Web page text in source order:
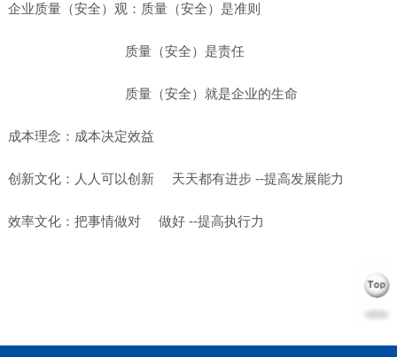
企业质量（安全）观：质量（安全）是准则
质量（安全）是责任
质量（安全）就是企业的生命
成本理念：成本决定效益
创新文化：人人可以创新 天天都有进步 --提高发展能力
效率文化：把事情做对 做好 --提高执行力